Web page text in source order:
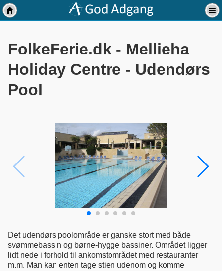
FolkeFerie.dk - Mellieha
Holiday Centre - Udendørs
Pool
Det udendørs poolområde er ganske stort med både
svømmebassin og børne-hygge bassiner. Området ligger
lidt nede i forhold til ankomstområdet med restauranter
m.m. Man kan enten tage stien udenom og komme